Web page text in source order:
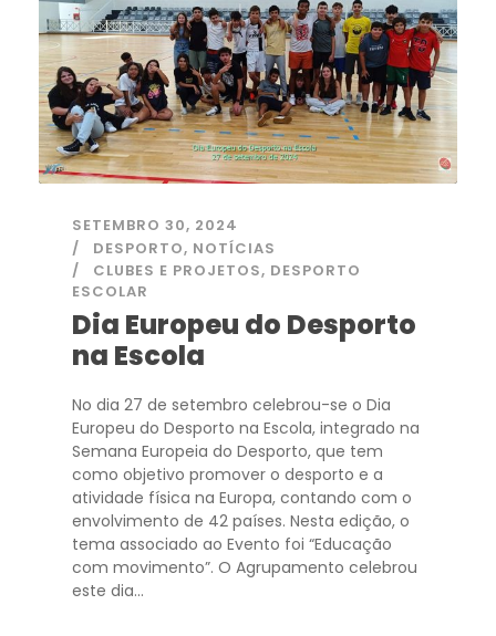
SETEMBRO 30, 2024
DESPORTO, NOTÍCIAS
CLUBES E PROJETOS, DESPORTO
ESCOLAR
Dia Europeu do Desporto
na Escola
No dia 27 de setembro celebrou-se o Dia
Europeu do Desporto na Escola, integrado na
Semana Europeia do Desporto, que tem
como objetivo promover o desporto e a
atividade física na Europa, contando com o
envolvimento de 42 países. Nesta edição, o
tema associado ao Evento foi “Educação
com movimento”. O Agrupamento celebrou
este dia...